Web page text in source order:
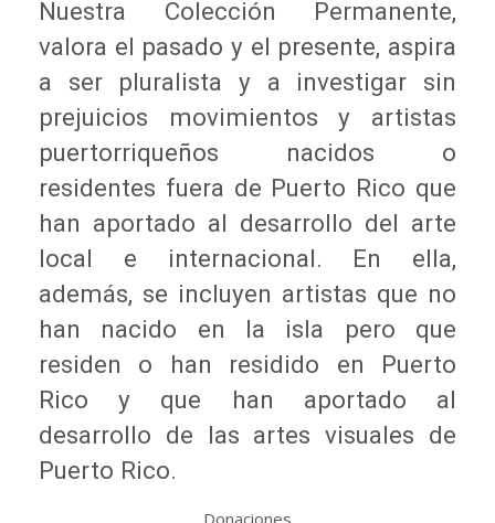
Nuestra Colección Permanente,
valora el pasado y el presente, aspira
a ser pluralista y a investigar sin
prejuicios movimientos y artistas
puertorriqueños nacidos o
residentes fuera de Puerto Rico que
han aportado al desarrollo del arte
local e internacional. En ella,
además, se incluyen artistas que no
han nacido en la isla pero que
residen o han residido en Puerto
Rico y que han aportado al
desarrollo de las artes visuales de
Puerto Rico.
Donaciones